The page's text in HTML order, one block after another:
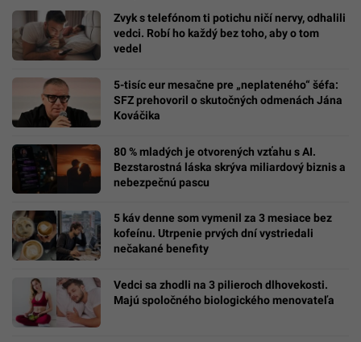
Zvyk s telefónom ti potichu ničí nervy, odhalili
vedci. Robí ho každý bez toho, aby o tom
vedel
5-tisíc eur mesačne pre „neplateného“ šéfa:
SFZ prehovoril o skutočných odmenách Jána
Kováčika
80 % mladých je otvorených vzťahu s AI.
Bezstarostná láska skrýva miliardový biznis a
nebezpečnú pascu
5 káv denne som vymenil za 3 mesiace bez
kofeínu. Utrpenie prvých dní vystriedali
nečakané benefity
Vedci sa zhodli na 3 pilieroch dlhovekosti.
Majú spoločného biologického menovateľa